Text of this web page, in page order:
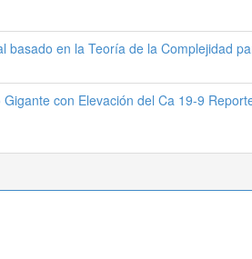
basado en la Teoría de la Complejidad
con Elevación del Ca 19-9